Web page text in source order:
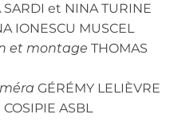
SARDI et NINA TURINE
IONESCU MUSCEL
et montage THOMAS
GÉRÉMY LELIÈVRE
COSIPIE ASBL